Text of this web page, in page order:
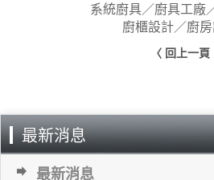
系統廚具／廚具工廠
廚櫃設計／廚
〈 回上一頁
最新消息
最新消息